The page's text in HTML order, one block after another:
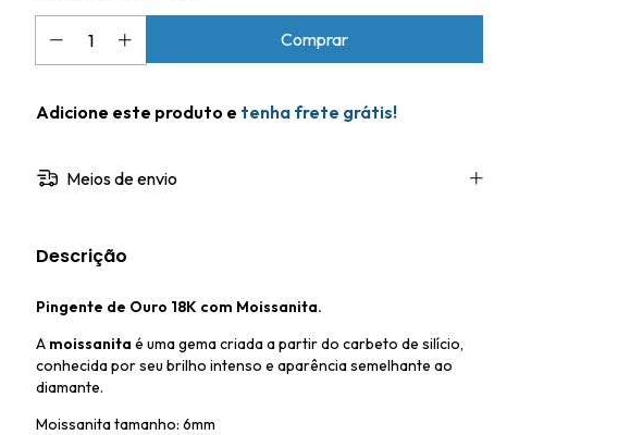
Adicione este produto e tenha frete grátis!
Meios de envio
Descrição
Pingente de Ouro 18K com Moissanita.
A moissanita é uma gema criada a partir do carbeto de silício,
conhecida por seu brilho intenso e aparência semelhante ao
diamante.
Moissanita tamanho: 6mm